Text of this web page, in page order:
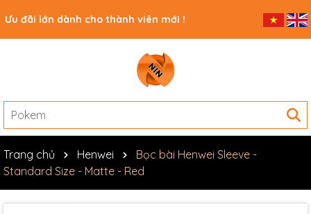
Ưu đãi lớn dành cho thành viên mới !
Trang chủ Henwei
Bọc bài Henwei Sleeve -
Standard Size - Matte - Red